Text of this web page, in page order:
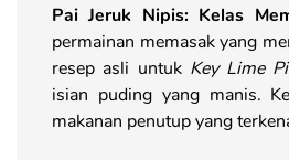
Pai Jeruk Nipis: Kelas
permainan memasak yang
resep asli untuk Key Lime
isian puding yang manis.
makanan penutup yang